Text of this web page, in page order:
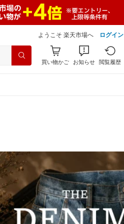
ようこそ 楽天市場へ ログイン
買い物かご お知らせ 閲覧履歴